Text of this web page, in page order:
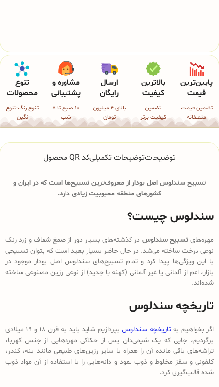
پایین‌ترین
قیمت
تضمین قیمت
منصفانه
بالاترین
کیفیت
تضمین
کیفیت برتر
ارسال
رایگان
بالای 4 میلیون
تومان
مشاوره و
پشتیبانی
10 صبح تا 8
شب
تنوع
محصولات
تنوع رنگ-تنوع
نگین
توضیحاتتوضیحات تکمیلیکد QR محصول
تسبیح سندلوس اصل بودار از معروف‌ترین تسبیح‌ها است که در ایران و
کشورهای منطقه محبوبیت زیادی دارد.
سندلوس چیست؟
مهره‌هایتسبیح سندلوس در گذشته‌های بسیار دور از صمغ شفاف و زرد رنگ
نوعی درخت ساخته می‌شد. در حال حاضر بسیار بعید است که بتوان تسبیحی
با این ویژگی‌ها پیدا کرد و تمام تسبیح‌های سندلوس‌ اصل بودار موجود در
بازار، اعم از آلمانی یا غیر آلمانی (کهنه یا جدید) از نوعی رزین مصنوعی ساخته
شده‌اند.
تاریخچه سندلوس
اگر بخواهیم بهتاریخچه سندلوس
بپردازیم شاید باید به قرن 18 و 19 میلادی
برگردیم، جایی که یک شیمی‌دان پس از حکاکی مهره‌هایی از جنس کهربا،
تراشه‌های باقی مانده آن را همراه با سایر رزین‌های طبیعی مانند بنه، کندر،
کلفونی و سقز مخلوط و ذوب نمود و دانه‌هایی را با استفاده از آن مواد ذوب
شده قالب‌گیری کرد.